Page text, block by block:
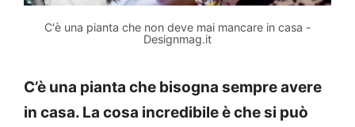
C'è una pianta che non deve mai mancare in casa -
Designmag.it
C’è una pianta che bisogna sempre avere
in casa. La cosa incredibile è che si può